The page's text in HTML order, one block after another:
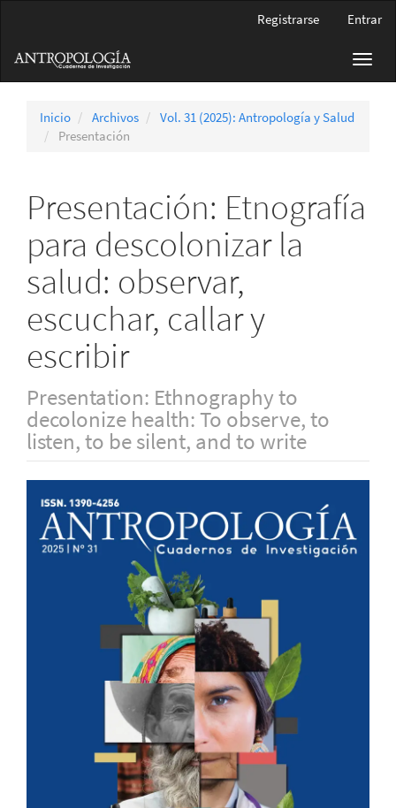
principal
Barra
Registrarse Entrar
Inicio Archivos
Vol. 31 (2025): Antropología y Salud
Presentación
Presentación: Etnografía
para descolonizar la
salud: observar,
escuchar, callar y
escribir
Presentation: Ethnography to
decolonize health: To observe, to
listen, to be silent, and to write
Barra
lateral
del